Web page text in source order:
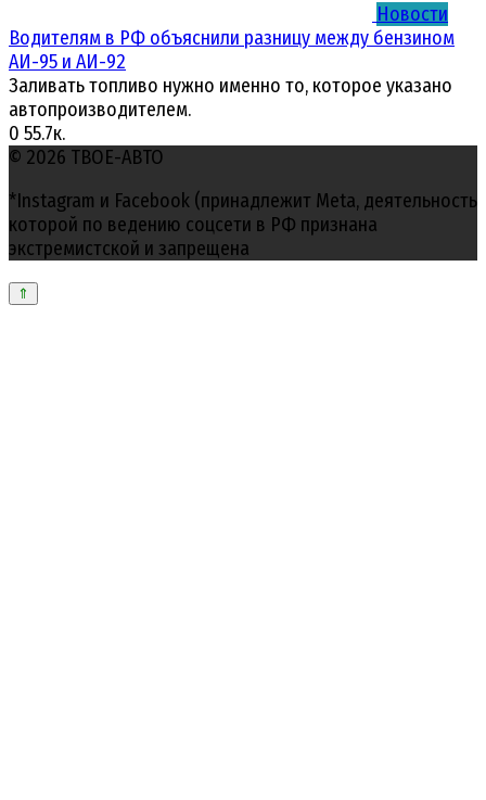
Новости
Водителям в РФ объяснили разницу между бензином
АИ-95 и АИ-92
Заливать топливо нужно именно то, которое указано
автопроизводителем.
0 55.7к.
© 2026 ТВОЕ-АВТО
*Instagram и Facebook (принадлежит Meta, деятельность
которой по ведению соцсети в РФ признана
экстремистской и запрещена